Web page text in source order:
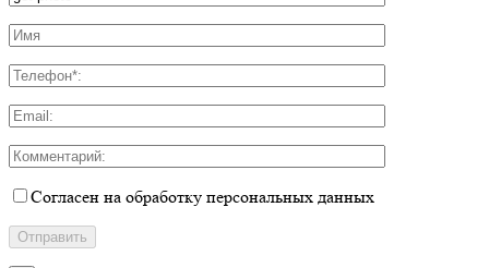
Согласен на обработку персональных данных